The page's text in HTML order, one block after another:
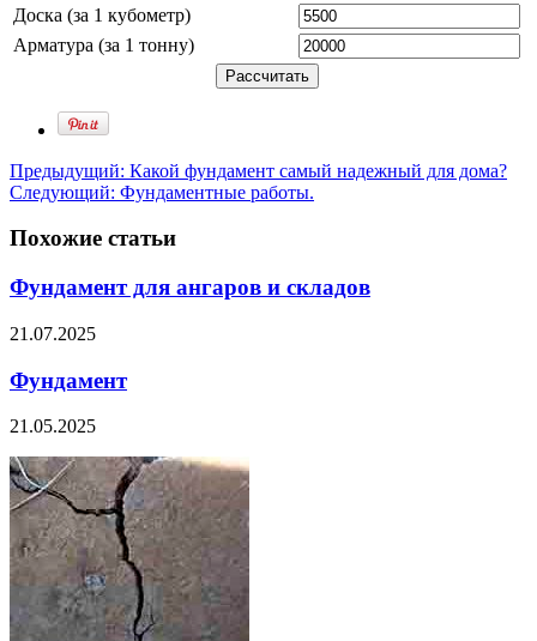
Доска (за 1 кубометр)
Арматура (за 1 тонну)
Предыдущий: Какой фундамент самый надежный для дома?
Следующий: Фундаментные работы.
Похожие статьи
Фундамент для ангаров и складов
21.07.2025
Фундамент
21.05.2025